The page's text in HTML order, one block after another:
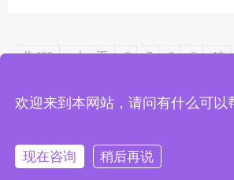
共 188 «上一页 6 7 8 9 10
欢迎来到本网站，请问有什么可以
现在咨询 稍后再说